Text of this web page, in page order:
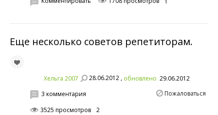
Еще несколько советов репетиторам.
Хельга 2007 28.06.2012 , обновлено 29.06.2012
Пожаловаться
3 комментария
3525 просмотров
2